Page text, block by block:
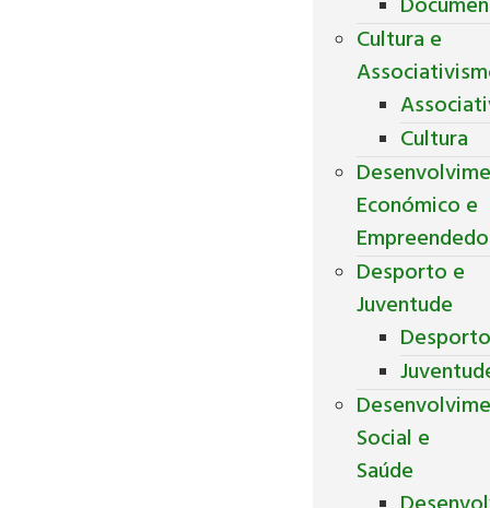
Cultura e
Cultura
Económico e
Desporto e
Juventude
Social e
Saúde